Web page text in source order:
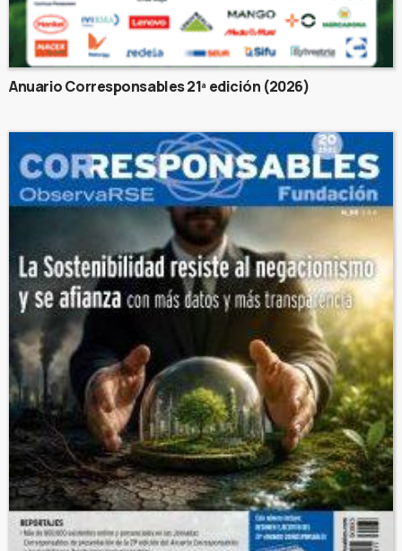
Anuario Corresponsables 21ª edición (2026)